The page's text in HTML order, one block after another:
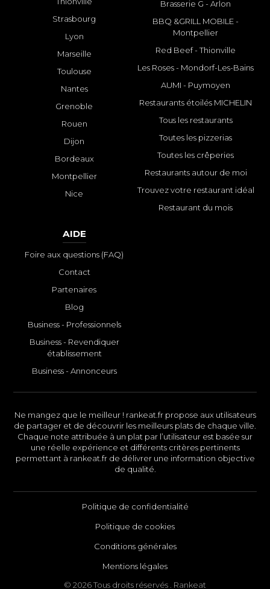
Strasbourg
Lyon
Marseille
Toulouse
Nantes
Grenoble
Rouen
Dijon
Bordeaux
Montpellier
Nice
Brasserie G - Arlon
BBQ &GRILL MOBILE -
Montpellier
Red Beef - Thionville
Les Roses - Mondorf-Les-Bains
AUMI - Puymoyen
Restaurants étoilés MICHELIN
Tous les restaurants
Toutes les pizzerias
Toutes les crêperies
Restaurants autour de moi
Trouvez votre restaurant idéal
Restaurant du mois
AIDE
Foire aux questions (FAQ)
Contact
Partenaires
Blog
Business - Professionnels
Business - Revendiquer
établissement
Business - Annonceurs
Ne mangez que le meilleur ! rankeat.fr propose aux utilisateurs
de partager et de découvrir les meilleurs plats de chaque ville.
Chaque note attribuée à un plat par l’utilisateur est basée sur
une réelle expérience et différents critères pertinents
permettant à rankeat.fr de délivrer une information objective
de qualité.
Politique de confidentialité
Politique de cookies
Conditions générales
Mentions légales
© 2026 Tous droits réservés . Rankeat